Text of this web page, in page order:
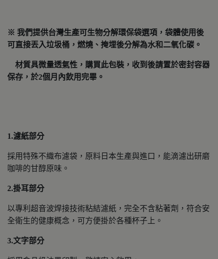
※ 我們提供台灣生產可生物分解環保袋選項，袋體使用後
可直接丟入垃圾桶，燃燒、掩埋後分解為水和二氧化碳。
材質具微量透氣性，購買此包裝，收到後請置於密封容器
保存，於2個月內飲用完畢。
1.濾紙部分
採用特殊不織布濾袋，原料日本生產與進口，能滴濾出研磨
咖啡的甘醇原味。
2.掛耳部分
以專利超音波焊接技術粘結濾紙，完全不含粘著劑，符合安
全衛生的健康概念，可方便掛於各種杯子上。
3.文字部分